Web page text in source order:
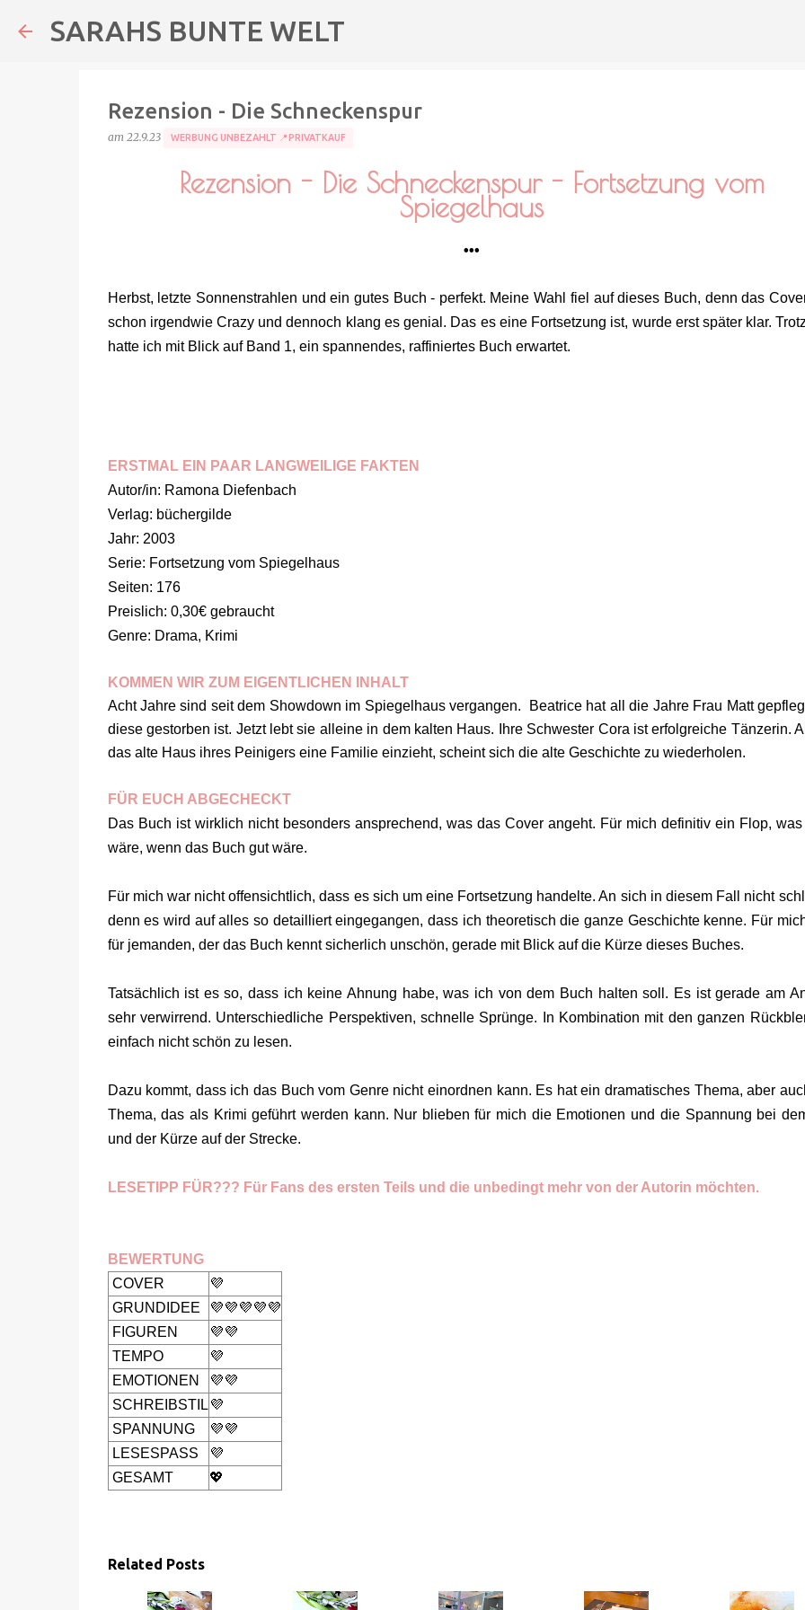
SARAHS BUNTE WELT
Rezension - Die Schneckenspur
am 22.9.23 WERBUNG UNBEZAHLT 📍PRIVATKAUF
Rezension - Die Schneckenspur - Fortsetzung vom
Spiegelhaus
•••
Herbst, letzte Sonnenstrahlen und ein gutes Buch - perfekt. Meine Wahl fiel auf dieses Buch, denn das
schon irgendwie Crazy und dennoch klang es genial. Das es eine Fortsetzung ist, wurde erst später klar.
hatte ich mit Blick auf Band 1, ein spannendes, raffiniertes Buch erwartet.
ERSTMAL EIN PAAR LANGWEILIGE FAKTEN
Autor/in: Ramona Diefenbach
Verlag: büchergilde
Jahr: 2003
Serie: Fortsetzung vom Spiegelhaus
Seiten: 176
Preislich: 0,30€ gebraucht
Genre: Drama, Krimi
KOMMEN WIR ZUM EIGENTLICHEN INHALT
Acht Jahre sind seit dem Showdown im Spiegelhaus vergangen. Beatrice hat all die Jahre Frau Matt
diese gestorben ist. Jetzt lebt sie alleine in dem kalten Haus. Ihre Schwester Cora ist erfolgreiche Tänzerin.
das alte Haus ihres Peinigers eine Familie einzieht, scheint sich die alte Geschichte zu wiederholen.
FÜR EUCH ABGECHECKT
Das Buch ist wirklich nicht besonders ansprechend, was das Cover angeht. Für mich definitiv ein Flop, was
wäre, wenn das Buch gut wäre.
Für mich war nicht offensichtlich, dass es sich um eine Fortsetzung handelte. An sich in diesem Fall nicht
denn es wird auf alles so detailliert eingegangen, dass ich theoretisch die ganze Geschichte kenne. Für
für jemanden, der das Buch kennt sicherlich unschön, gerade mit Blick auf die Kürze dieses Buches.
Tatsächlich ist es so, dass ich keine Ahnung habe, was ich von dem Buch halten soll. Es ist gerade am
sehr verwirrend. Unterschiedliche Perspektiven, schnelle Sprünge. In Kombination mit den ganzen
einfach nicht schön zu lesen.
Dazu kommt, dass ich das Buch vom Genre nicht einordnen kann. Es hat ein dramatisches Thema, aber
Thema, das als Krimi geführt werden kann. Nur blieben für mich die Emotionen und die Spannung bei
und der Kürze auf der Strecke.
LESETIPP FÜR??? Für Fans des ersten Teils und die unbedingt mehr von der Autorin möchten.
BEWERTUNG
COVER
💜
GRUNDIDEE
💜💜💜💜💜
FIGUREN
💜💜
TEMPO
💜
EMOTIONEN
💜💜
SCHREIBSTIL 💜
SPANNUNG
💜💜
LESESPASS
💜
GESAMT
💖
Related Posts